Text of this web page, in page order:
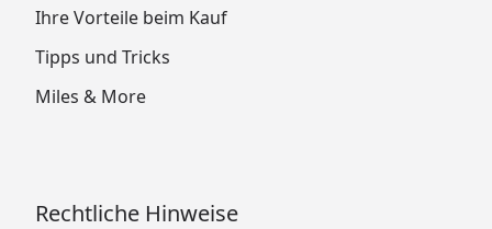
Ihre Vorteile beim Kauf
Tipps und Tricks
Miles & More
Rechtliche Hinweise